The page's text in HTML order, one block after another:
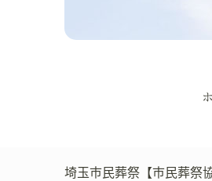
埼玉市民葬祭【市民葬祭